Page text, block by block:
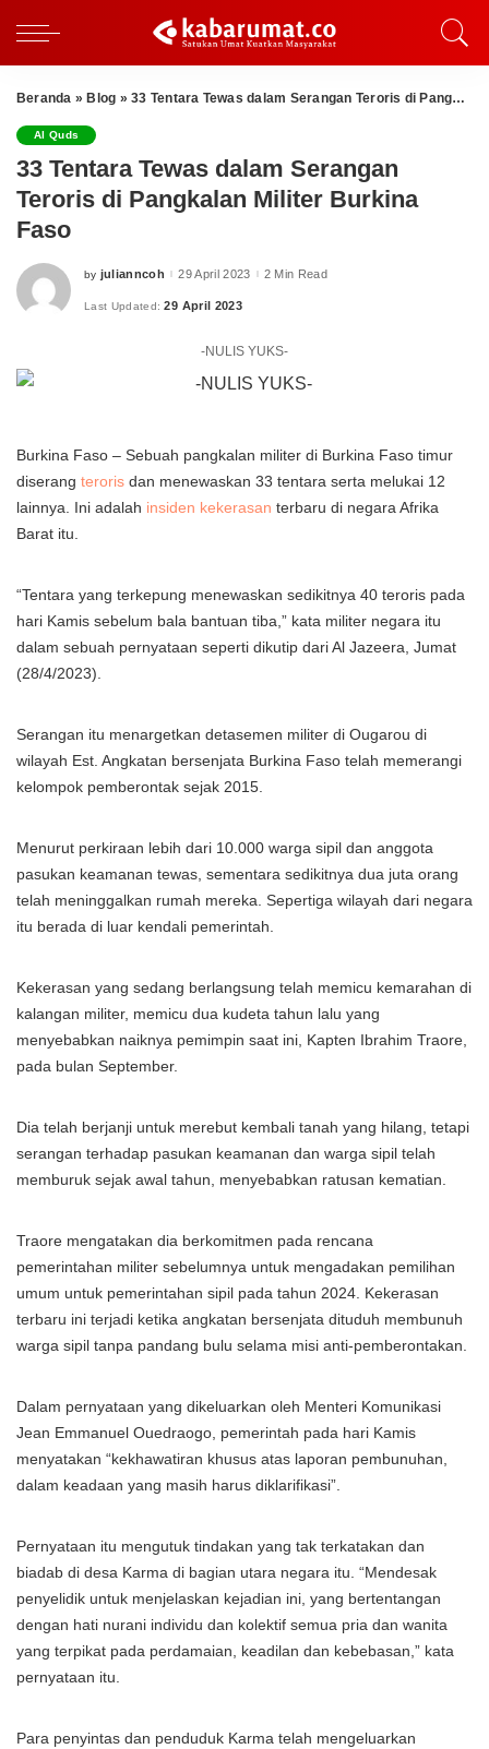
Beranda » Blog »33 Tentara Tewas dalam Serangan Teroris di Pangkalan Militer Burkina Faso
Al Quds
33 Tentara Tewas dalam Serangan
Teroris di Pangkalan Militer Burkina
Faso
Posted
by julianncoh 29 April 2023 2 Min Read
Last Updated: 29 April 2023
-NULIS YUKS-
Burkina Faso – Sebuah pangkalan militer di Burkina Faso timur
diserang teroris dan menewaskan 33 tentara serta melukai 12
lainnya. Ini adalah insiden kekerasan terbaru di negara Afrika
Barat itu.
“Tentara yang terkepung menewaskan sedikitnya 40 teroris pada
hari Kamis sebelum bala bantuan tiba,” kata militer negara itu
dalam sebuah pernyataan seperti dikutip dari Al Jazeera, Jumat
(28/4/2023).
Serangan itu menargetkan detasemen militer di Ougarou di
wilayah Est. Angkatan bersenjata Burkina Faso telah memerangi
kelompok pemberontak sejak 2015.
Menurut perkiraan lebih dari 10.000 warga sipil dan anggota
pasukan keamanan tewas, sementara sedikitnya dua juta orang
telah meninggalkan rumah mereka. Sepertiga wilayah dari negara
itu berada di luar kendali pemerintah.
Kekerasan yang sedang berlangsung telah memicu kemarahan di
kalangan militer, memicu dua kudeta tahun lalu yang
menyebabkan naiknya pemimpin saat ini, Kapten Ibrahim Traore,
pada bulan September.
Dia telah berjanji untuk merebut kembali tanah yang hilang, tetapi
serangan terhadap pasukan keamanan dan warga sipil telah
memburuk sejak awal tahun, menyebabkan ratusan kematian.
Traore mengatakan dia berkomitmen pada rencana
pemerintahan militer sebelumnya untuk mengadakan pemilihan
umum untuk pemerintahan sipil pada tahun 2024. Kekerasan
terbaru ini terjadi ketika angkatan bersenjata dituduh membunuh
warga sipil tanpa pandang bulu selama misi anti-pemberontakan.
Dalam pernyataan yang dikeluarkan oleh Menteri Komunikasi
Jean Emmanuel Ouedraogo, pemerintah pada hari Kamis
menyatakan “kekhawatiran khusus atas laporan pembunuhan,
dalam keadaan yang masih harus diklarifikasi”.
Pernyataan itu mengutuk tindakan yang tak terkatakan dan
biadab di desa Karma di bagian utara negara itu. “Mendesak
penyelidik untuk menjelaskan kejadian ini, yang bertentangan
dengan hati nurani individu dan kolektif semua pria dan wanita
yang terpikat pada perdamaian, keadilan dan kebebasan,” kata
pernyataan itu.
Para penyintas dan penduduk Karma telah mengeluarkan